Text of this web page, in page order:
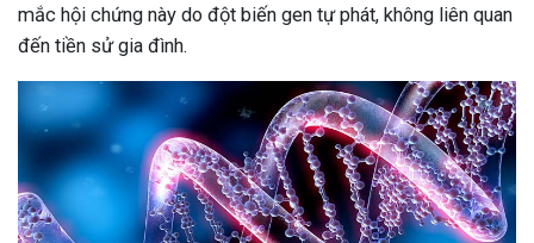
mắc hội chứng này do đột biến gen tự phát, không liên quan
đến tiền sử gia đình.